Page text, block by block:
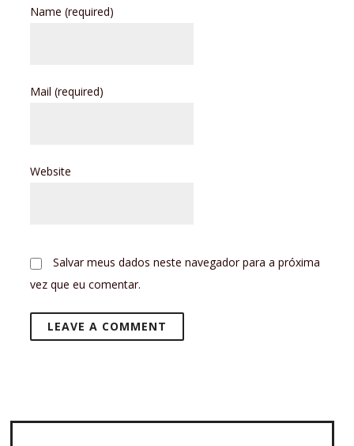
Name(required)
Mail(required)
Website
Salvar meus dados neste navegador para a próxima
vez que eu comentar.